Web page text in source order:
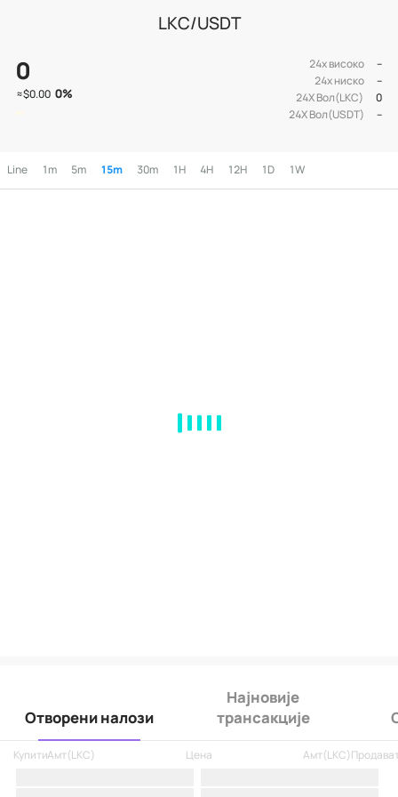
LKC/USDT
0
≈$0.00 0%
24х високо
--
24х ниско
--
24Х Вол(LKC)
0
24Х Вол(USDT)
--
Line 1m 5m 15m 30m 1H 4H 12H 1D 1W
Отворени налози
Најновије
трансакције
КупитиАмт (LKC) Цена Амт (LKC)